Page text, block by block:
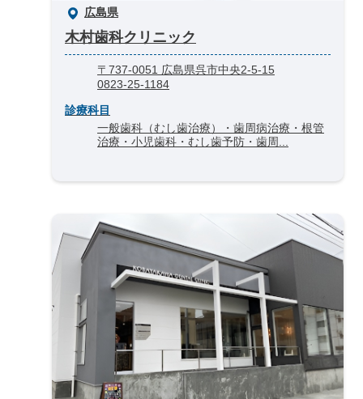
広島県
木村歯科クリニック
〒737-0051 広島県呉市中央2-5-15
0823-25-1184
診療科目
一般歯科（むし歯治療）・歯周病治療・根管
治療・小児歯科・むし歯予防・歯周...